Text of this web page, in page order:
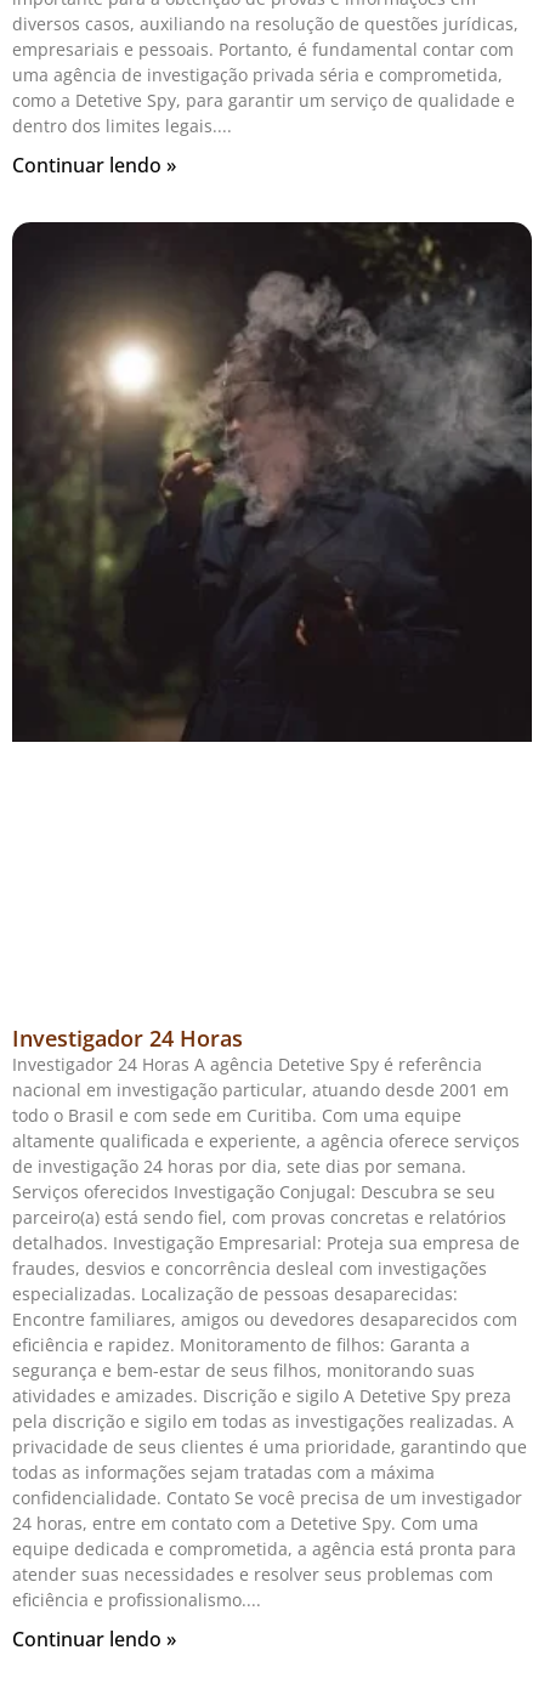
diversos casos, auxiliando na resolução de questões jurídicas,
empresariais e pessoais. Portanto, é fundamental contar com
uma agência de investigação privada séria e comprometida,
como a Detetive Spy, para garantir um serviço de qualidade e
dentro dos limites legais.
Continuar lendo »
Investigador 24 Horas
Investigador 24 Horas A agência Detetive Spy é referência
nacional em investigação particular, atuando desde 2001 em
todo o Brasil e com sede em Curitiba. Com uma equipe
altamente qualificada e experiente, a agência oferece serviços
de investigação 24 horas por dia, sete dias por semana.
Serviços oferecidos Investigação Conjugal: Descubra se seu
parceiro(a) está sendo fiel, com provas concretas e relatórios
detalhados. Investigação Empresarial: Proteja sua empresa de
fraudes, desvios e concorrência desleal com investigações
especializadas. Localização de pessoas desaparecidas:
Encontre familiares, amigos ou devedores desaparecidos com
eficiência e rapidez. Monitoramento de filhos: Garanta a
segurança e bem-estar de seus filhos, monitorando suas
atividades e amizades. Discrição e sigilo A Detetive Spy preza
pela discrição e sigilo em todas as investigações realizadas. A
privacidade de seus clientes é uma prioridade, garantindo que
todas as informações sejam tratadas com a máxima
confidencialidade. Contato Se você precisa de um investigador
24 horas, entre em contato com a Detetive Spy. Com uma
equipe dedicada e comprometida, a agência está pronta para
atender suas necessidades e resolver seus problemas com
eficiência e profissionalismo.
Continuar lendo »